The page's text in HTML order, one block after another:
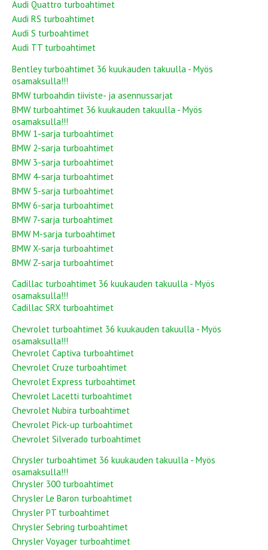
Audi Quattro turboahtimet
Audi RS turboahtimet
Audi S turboahtimet
Audi TT turboahtimet
Bentley turboahtimet 36 kuukauden takuulla - Myös
osamaksulla!!!
BMW turboahdin tiiviste- ja asennussarjat
BMW turboahtimet 36 kuukauden takuulla - Myös
osamaksulla!!!
BMW 1-sarja turboahtimet
BMW 2-sarja turboahtimet
BMW 3-sarja turboahtimet
BMW 4-sarja turboahtimet
BMW 5-sarja turboahtimet
BMW 6-sarja turboahtimet
BMW 7-sarja turboahtimet
BMW M-sarja turboahtimet
BMW X-sarja turboahtimet
BMW Z-sarja turboahtimet
Cadillac turboahtimet 36 kuukauden takuulla - Myös
osamaksulla!!!
Cadillac SRX turboahtimet
Chevrolet turboahtimet 36 kuukauden takuulla - Myös
osamaksulla!!!
Chevrolet Captiva turboahtimet
Chevrolet Cruze turboahtimet
Chevrolet Express turboahtimet
Chevrolet Lacetti turboahtimet
Chevrolet Nubira turboahtimet
Chevrolet Pick-up turboahtimet
Chevrolet Silverado turboahtimet
Chrysler turboahtimet 36 kuukauden takuulla - Myös
osamaksulla!!!
Chrysler 300 turboahtimet
Chrysler Le Baron turboahtimet
Chrysler PT turboahtimet
Chrysler Sebring turboahtimet
Chrysler Voyager turboahtimet